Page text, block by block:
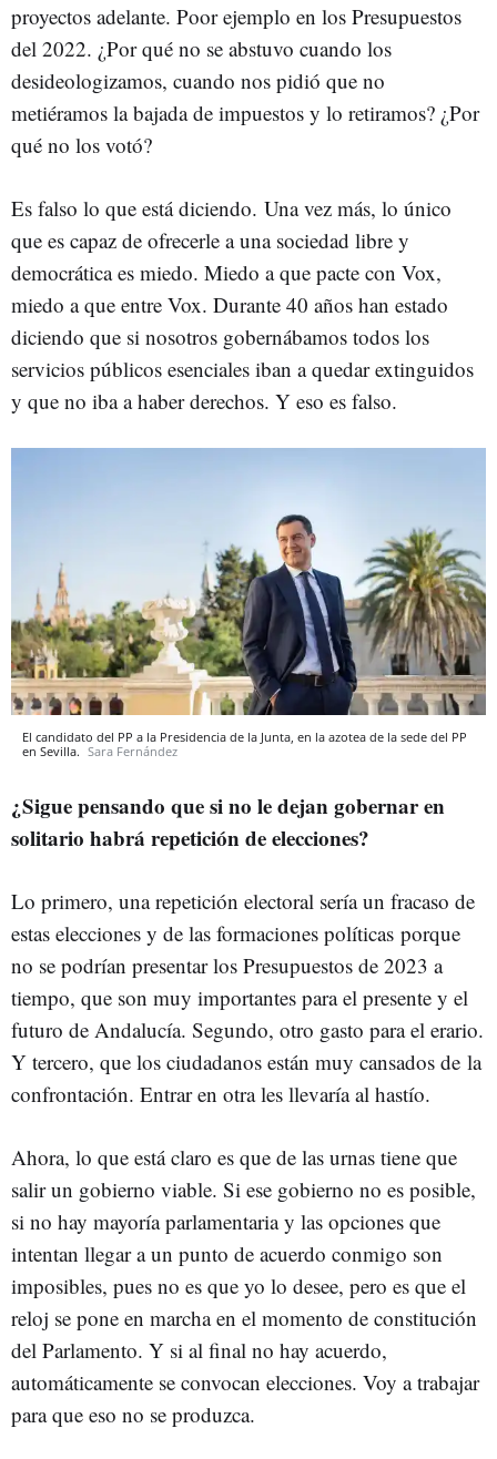
proyectos adelante. Poor ejemplo en los Presupuestos
del 2022. ¿Por qué no se abstuvo cuando los
desideologizamos, cuando nos pidió que no
metiéramos la bajada de impuestos y lo retiramos? ¿Por
qué no los votó?
Es falso lo que está diciendo. Una vez más, lo único
que es capaz de ofrecerle a una sociedad libre y
democrática es miedo. Miedo a que pacte con Vox,
miedo a que entre Vox. Durante 40 años han estado
diciendo que si nosotros gobernábamos todos los
servicios públicos esenciales iban a quedar extinguidos
y que no iba a haber derechos. Y eso es falso.
El candidato del PP a la Presidencia de la Junta, en la azotea de la sede del PP
en Sevilla. Sara Fernández
¿Sigue pensando que si no le dejan gobernar en
solitario habrá repetición de elecciones?
Lo primero, una repetición electoral sería un fracaso de
estas elecciones y de las formaciones políticas porque
no se podrían presentar los Presupuestos de 2023 a
tiempo, que son muy importantes para el presente y el
futuro de Andalucía. Segundo, otro gasto para el erario.
Y tercero, que los ciudadanos están muy cansados de la
confrontación. Entrar en otra les llevaría al hastío.
Ahora, lo que está claro es que de las urnas tiene que
salir un gobierno viable. Si ese gobierno no es posible,
si no hay mayoría parlamentaria y las opciones que
intentan llegar a un punto de acuerdo conmigo son
imposibles, pues no es que yo lo desee, pero es que el
reloj se pone en marcha en el momento de constitución
del Parlamento. Y si al final no hay acuerdo,
automáticamente se convocan elecciones. Voy a trabajar
para que eso no se produzca.